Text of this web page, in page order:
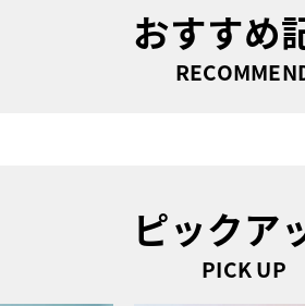
おすすめ
ピックア
PICK UP